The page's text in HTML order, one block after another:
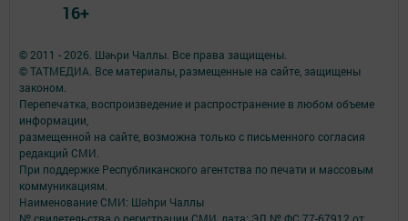
© 2011 - 2026. Шәһри Чаллы. Все права защищены.
© ТАТМЕДИА. Все материалы, размещенные на сайте, защищены
законом.
Перепечатка, воспроизведение и распространение в любом объеме
информации,
размещенной на сайте, возможна только с письменного согласия
редакций СМИ.
При поддержке Республиканского агентства по печати и массовым
коммуникациям.
Наименование СМИ: Шəhри Чаллы
16+